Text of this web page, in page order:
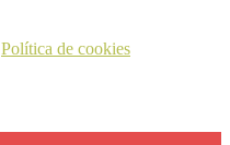
Política de cookies